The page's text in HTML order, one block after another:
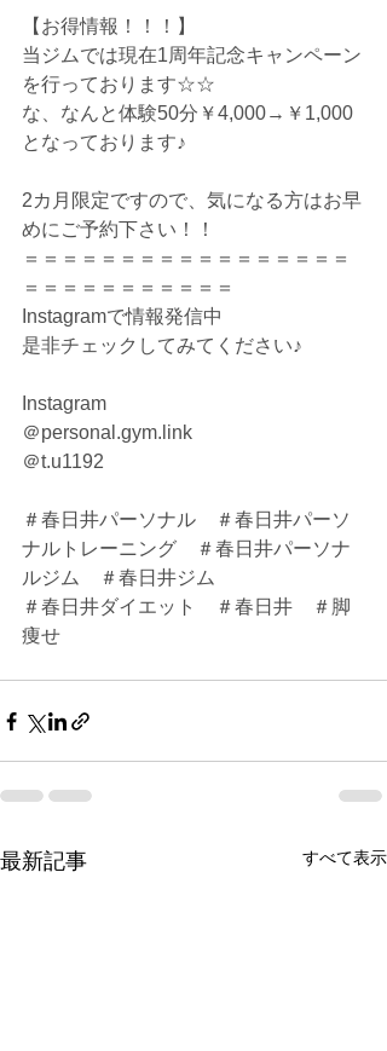
【お得情報！！！】
当ジムでは現在1周年記念キャンペーン
を行っております☆☆
な、なんと体験50分￥4,000→￥1,000
となっております♪
2カ月限定ですので、気になる方はお早
めにご予約下さい！！
＝＝＝＝＝＝＝＝＝＝＝＝＝＝＝＝＝
＝＝＝＝＝＝＝＝＝＝＝
Instagramで情報発信中
是非チェックしてみてください♪
Instagram
＠personal.gym.link
＠t.u1192
＃春日井パーソナル　＃春日井パーソ
ナルトレーニング　＃春日井パーソナ
ルジム　＃春日井ジム
＃春日井ダイエット　＃春日井　＃脚
痩せ
最新記事 すべて表示